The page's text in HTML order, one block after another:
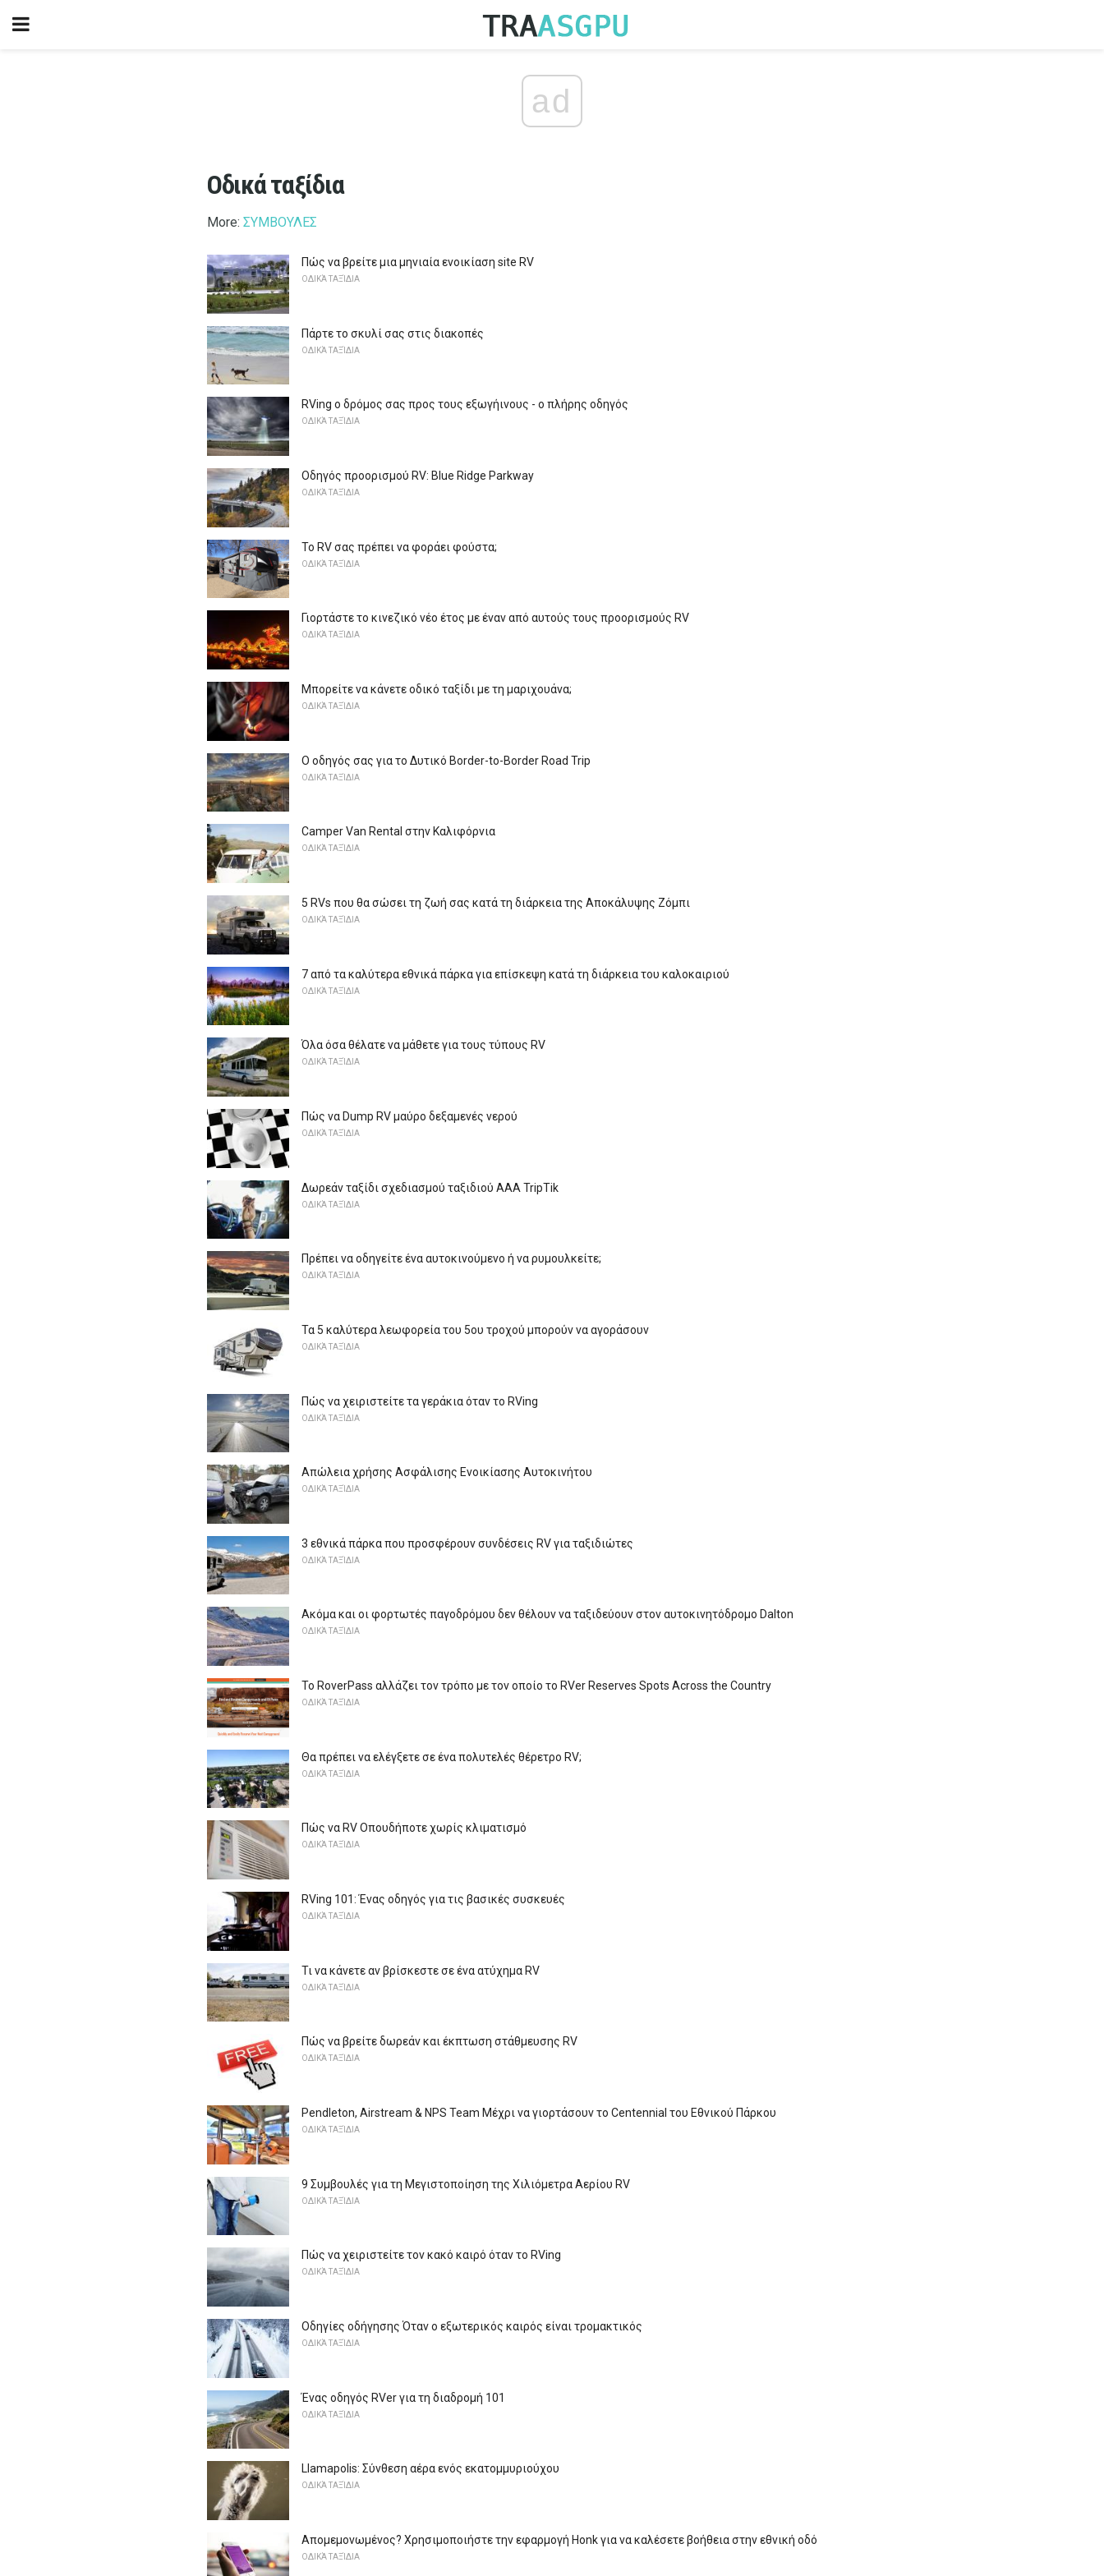
ad
Οδικά ταξίδια
More: ΣΥΜΒΟΥΛΕΣ
Πώς να βρείτε μια μηνιαία ενοικίαση site RV
ΟΔΙΚΆ ΤΑΞΊΔΙΑ
Πάρτε το σκυλί σας στις διακοπές
ΟΔΙΚΆ ΤΑΞΊΔΙΑ
RVing ο δρόμος σας προς τους εξωγήινους - ο πλήρης οδηγός
ΟΔΙΚΆ ΤΑΞΊΔΙΑ
Οδηγός προορισμού RV: Blue Ridge Parkway
ΟΔΙΚΆ ΤΑΞΊΔΙΑ
Το RV σας πρέπει να φοράει φούστα;
ΟΔΙΚΆ ΤΑΞΊΔΙΑ
Γιορτάστε το κινεζικό νέο έτος με έναν από αυτούς τους προορισμούς RV
ΟΔΙΚΆ ΤΑΞΊΔΙΑ
Μπορείτε να κάνετε οδικό ταξίδι με τη μαριχουάνα;
ΟΔΙΚΆ ΤΑΞΊΔΙΑ
Ο οδηγός σας για το Δυτικό Border-to-Border Road Trip
ΟΔΙΚΆ ΤΑΞΊΔΙΑ
Camper Van Rental στην Καλιφόρνια
ΟΔΙΚΆ ΤΑΞΊΔΙΑ
5 RVs που θα σώσει τη ζωή σας κατά τη διάρκεια της Αποκάλυψης Ζόμπι
ΟΔΙΚΆ ΤΑΞΊΔΙΑ
7 από τα καλύτερα εθνικά πάρκα για επίσκεψη κατά τη διάρκεια του καλοκαιριού
ΟΔΙΚΆ ΤΑΞΊΔΙΑ
Όλα όσα θέλατε να μάθετε για τους τύπους RV
ΟΔΙΚΆ ΤΑΞΊΔΙΑ
Πώς να Dump RV μαύρο δεξαμενές νερού
ΟΔΙΚΆ ΤΑΞΊΔΙΑ
Δωρεάν ταξίδι σχεδιασμού ταξιδιού AAA TripTik
ΟΔΙΚΆ ΤΑΞΊΔΙΑ
Πρέπει να οδηγείτε ένα αυτοκινούμενο ή να ρυμουλκείτε;
ΟΔΙΚΆ ΤΑΞΊΔΙΑ
Τα 5 καλύτερα λεωφορεία του 5ου τροχού μπορούν να αγοράσουν
ΟΔΙΚΆ ΤΑΞΊΔΙΑ
Πώς να χειριστείτε τα γεράκια όταν το RVing
ΟΔΙΚΆ ΤΑΞΊΔΙΑ
Απώλεια χρήσης Ασφάλισης Ενοικίασης Αυτοκινήτου
ΟΔΙΚΆ ΤΑΞΊΔΙΑ
3 εθνικά πάρκα που προσφέρουν συνδέσεις RV για ταξιδιώτες
ΟΔΙΚΆ ΤΑΞΊΔΙΑ
Ακόμα και οι φορτωτές παγοδρόμου δεν θέλουν να ταξιδεύουν στον αυτοκινητόδρομο Dalton
ΟΔΙΚΆ ΤΑΞΊΔΙΑ
Το RoverPass αλλάζει τον τρόπο με τον οποίο το RVer Reserves Spots Across the Country
ΟΔΙΚΆ ΤΑΞΊΔΙΑ
Θα πρέπει να ελέγξετε σε ένα πολυτελές θέρετρο RV;
ΟΔΙΚΆ ΤΑΞΊΔΙΑ
Πώς να RV Οπουδήποτε χωρίς κλιματισμό
ΟΔΙΚΆ ΤΑΞΊΔΙΑ
RVing 101: Ένας οδηγός για τις βασικές συσκευές
ΟΔΙΚΆ ΤΑΞΊΔΙΑ
Τι να κάνετε αν βρίσκεστε σε ένα ατύχημα RV
ΟΔΙΚΆ ΤΑΞΊΔΙΑ
Πώς να βρείτε δωρεάν και έκπτωση στάθμευσης RV
ΟΔΙΚΆ ΤΑΞΊΔΙΑ
Pendleton, Airstream & NPS Team Μέχρι να γιορτάσουν το Centennial του Εθνικού Πάρκου
ΟΔΙΚΆ ΤΑΞΊΔΙΑ
9 Συμβουλές για τη Μεγιστοποίηση της Χιλιόμετρα Αερίου RV
ΟΔΙΚΆ ΤΑΞΊΔΙΑ
Πώς να χειριστείτε τον κακό καιρό όταν το RVing
ΟΔΙΚΆ ΤΑΞΊΔΙΑ
Οδηγίες οδήγησης Όταν ο εξωτερικός καιρός είναι τρομακτικός
ΟΔΙΚΆ ΤΑΞΊΔΙΑ
Ένας οδηγός RVer για τη διαδρομή 101
ΟΔΙΚΆ ΤΑΞΊΔΙΑ
Llamapolis: Σύνθεση αέρα ενός εκατομμυριούχου
ΟΔΙΚΆ ΤΑΞΊΔΙΑ
Απομεμονωμένος? Χρησιμοποιήστε την εφαρμογή Honk για να καλέσετε βοήθεια στην εθνική οδό
ΟΔΙΚΆ ΤΑΞΊΔΙΑ